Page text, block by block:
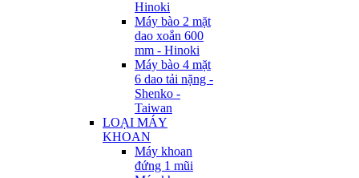
Hinoki
Máy bào 2 mặt
dao xoắn 600
mm - Hinoki
Máy bào 4 mặt
6 dao tải nặng -
Shenko -
Taiwan
LOẠI MÁY
KHOAN
Máy khoan
đứng 1 mũi